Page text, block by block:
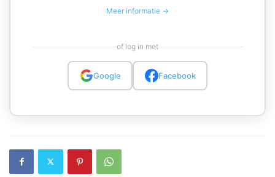
Meer informatie →
of log in met
Google Facebook